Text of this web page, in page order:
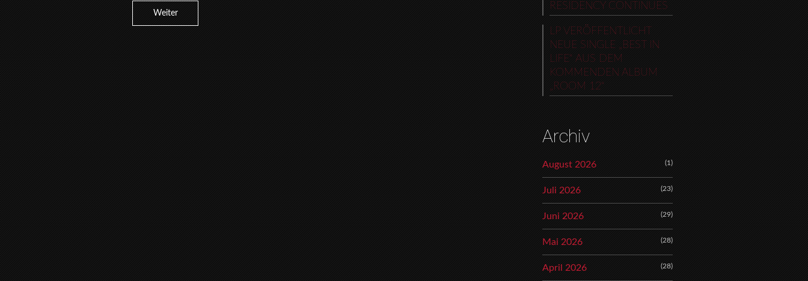
Weiter
RESIDENCY CONTINUES
LP VERÖFFENTLICHT
NEUE SINGLE „BEST IN
LIFE“ AUS DEM
KOMMENDEN ALBUM
„ROOM 12“
Archiv
August 2026 (1)
Juli 2026 (23)
Juni 2026 (29)
Mai 2026 (28)
April 2026 (28)